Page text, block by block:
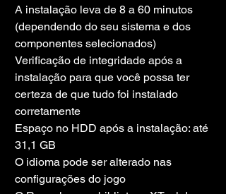
A instalação leva de 8 a 60 minutos
(dependendo do seu sistema e dos
componentes selecionados)
Verificação de integridade após a
instalação para que você possa ter
certeza de que tudo foi instalado
corretamente
Espaço no HDD após a instalação: até
31,1 GB
O idioma pode ser alterado nas
configurações do jogo